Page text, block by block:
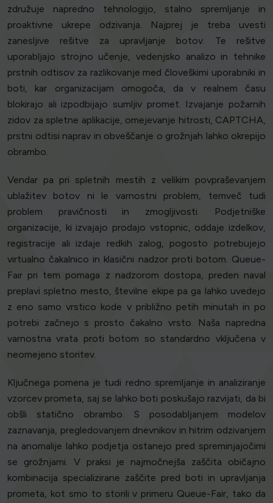
združuje napredno tehnologijo, stalno spremljanje in
proaktivne ukrepe odzivanja. Najprej je treba uvesti
zanesljive rešitve za upravljanje botov. Te rešitve
uporabljajo strojno učenje, vedenjsko analizo in tehnike
prstnih odtisov za razlikovanje med človeškimi uporabniki in
boti, kar organizacijam omogoča, da v realnem času
blokirajo ali izpodbijajo sumljiv promet. Izvajanje požarnih
zidov za spletne aplikacije, omejevanje hitrosti, CAPTCHA,
prstni odtisi naprav in obveščanje o grožnjah lahko okrepijo
obrambo.
Vendar pa pri spletnih mestih z velikim povpraševanjem
ublažitev botov ni le varnostni problem, temveč tudi
problem pravičnosti in zmogljivosti. Podjetniške
organizacije, ki izvajajo prodajo vstopnic, oddaje izdelkov,
registracije ali izdaje redkih zalog, pogosto potrebujejo
virtualno čakalnico in klasični nadzor proti botom. Queue-
Fair pri tem pomaga z nadzorom dostopa, preden naval
preplavi spletno mesto, številne ekipe pa ga lahko uvedejo
z eno samo vrstico kode v približno petih minutah in po
potrebi začnejo s prosto čakalno vrsto. Naša napredna
varnostna vrata proti botom so standardno vključena v
neomejeno storitev.
Ključnega pomena je tudi redno spremljanje in analiziranje
vzorcev prometa, saj se lahko boti poskušajo razvijati, da bi
obšli statično obrambo. S posodabljanjem modelov
zaznavanja, pregledovanjem dnevnikov in hitrim odzivanjem
na anomalije lahko podjetja ostanejo pred spreminjajočimi
se grožnjami. V praksi je najmočnejša zaščita običajno
kombinacija specializirane zaščite pred boti in upravljanja
prometa, kot smo to storili v primeru Queue-Fair, tako da